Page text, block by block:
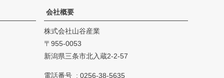
会社概要
株式会社山谷産業
955-0053
新潟県三条市北入蔵2-2-57
電話番号 0256-38-5635